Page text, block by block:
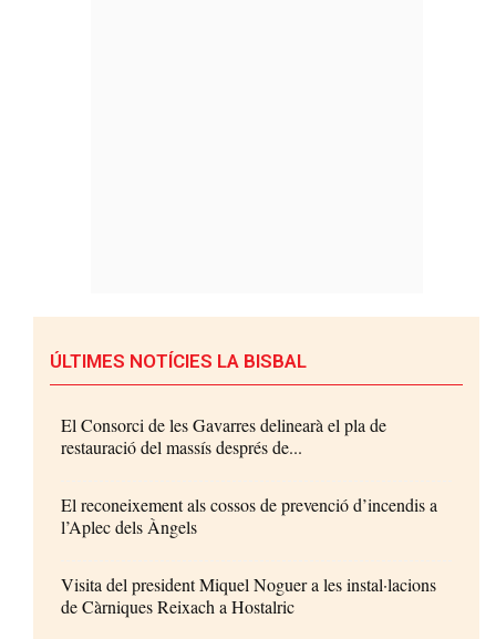
ÚLTIMES NOTÍCIES LA BISBAL
El Consorci de les Gavarres delinearà el pla de
restauració del massís després de...
El reconeixement als cossos de prevenció d’incendis a
l’Aplec dels Àngels
Visita del president Miquel Noguer a les instal·lacions
de Càrniques Reixach a Hostalric